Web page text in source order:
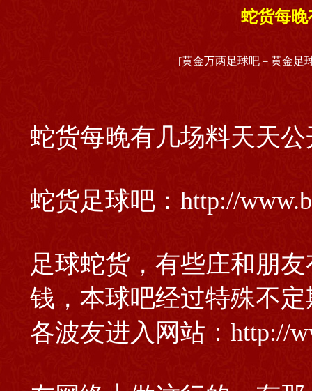
蛇货每
[黄金万两足球吧－黄金足
蛇货每晚有几场料天天公
蛇货足球吧：http://
足球蛇货，有些庄和朋
钱，本球吧经过特殊不
各波友进入网站：http://